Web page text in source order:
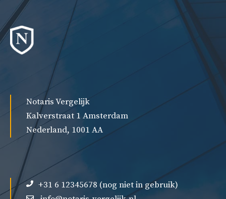
Notaris Vergelijk
Kalverstraat 1 Amsterdam
Nederland, 1001 AA
+31 6 12345678 (nog niet in gebruik)